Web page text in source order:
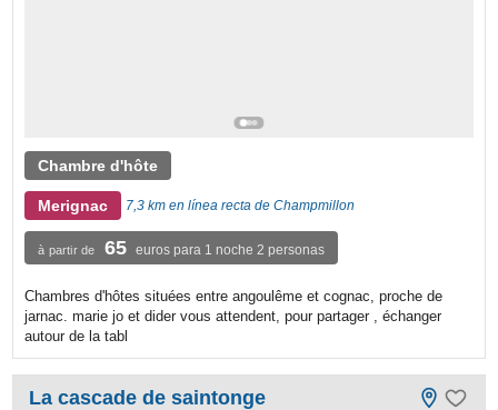
Chambre d'hôte
Merignac 7,3 km en línea recta de Champmillon
à partir de 65 euros para 1 noche 2 personas
Chambres d'hôtes situées entre angoulême et cognac, proche de
jarnac. marie jo et dider vous attendent, pour partager , échanger
autour de la tabl
La cascade de saintonge